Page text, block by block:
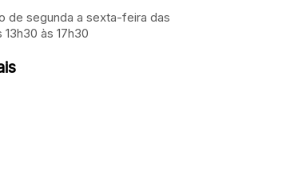
de segunda a sexta-feira das
13h30 às 17h30